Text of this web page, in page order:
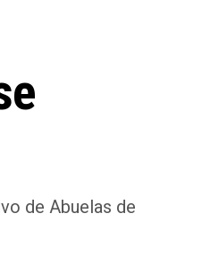
de Abuelas de